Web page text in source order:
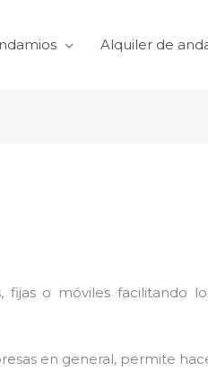
Alquiler de
fijas o móviles facilitando
en general, permite